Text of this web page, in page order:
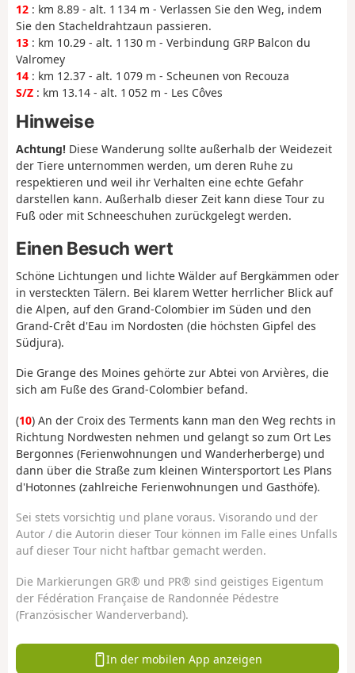
12 : km 8.89 - alt. 1 134 m - Verlassen Sie den Weg, indem
Sie den Stacheldrahtzaun passieren.
13 : km 10.29 - alt. 1 130 m - Verbindung GRP Balcon du
Valromey
14 : km 12.37 - alt. 1 079 m - Scheunen von Recouza
S/Z : km 13.14 - alt. 1 052 m - Les Côves
Hinweise
Achtung! Diese Wanderung sollte außerhalb der Weidezeit
der Tiere unternommen werden, um deren Ruhe zu
respektieren und weil ihr Verhalten eine echte Gefahr
darstellen kann. Außerhalb dieser Zeit kann diese Tour zu
Fuß oder mit Schneeschuhen zurückgelegt werden.
Einen Besuch wert
Schöne Lichtungen und lichte Wälder auf Bergkämmen oder
in versteckten Tälern. Bei klarem Wetter herrlicher Blick auf
die Alpen, auf den Grand-Colombier im Süden und den
Grand-Crêt d'Eau im Nordosten (die höchsten Gipfel des
Südjura).
Die Grange des Moines gehörte zur Abtei von Arvières, die
sich am Fuße des Grand-Colombier befand.
(10) An der Croix des Terments kann man den Weg rechts in
Richtung Nordwesten nehmen und gelangt so zum Ort Les
Bergonnes (Ferienwohnungen und Wanderherberge) und
dann über die Straße zum kleinen Wintersportort Les Plans
d'Hotonnes (zahlreiche Ferienwohnungen und Gasthöfe).
Sei stets vorsichtig und plane voraus. Visorando und der
Autor / die Autorin dieser Tour können im Falle eines Unfalls
auf dieser Tour nicht haftbar gemacht werden.
Die Markierungen GR® und PR® sind geistiges Eigentum
der Fédération Française de Randonnée Pédestre
(Französischer Wanderverband).
In der mobilen App anzeigen